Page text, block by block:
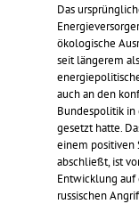
Das
ökologische
seit längerem
auch an den
Bundespolitik in
gesetzt hatte.
einem positiven
abschließt, ist
Entwicklung auf
russischen